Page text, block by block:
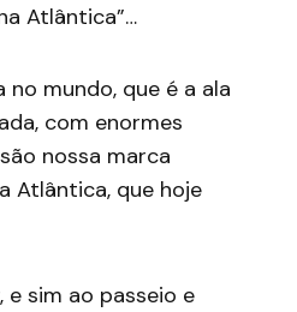
Atlântica”…
no mundo, que é a ala
com enormes
nossa marca
Atlântica, que hoje
e sim ao passeio e